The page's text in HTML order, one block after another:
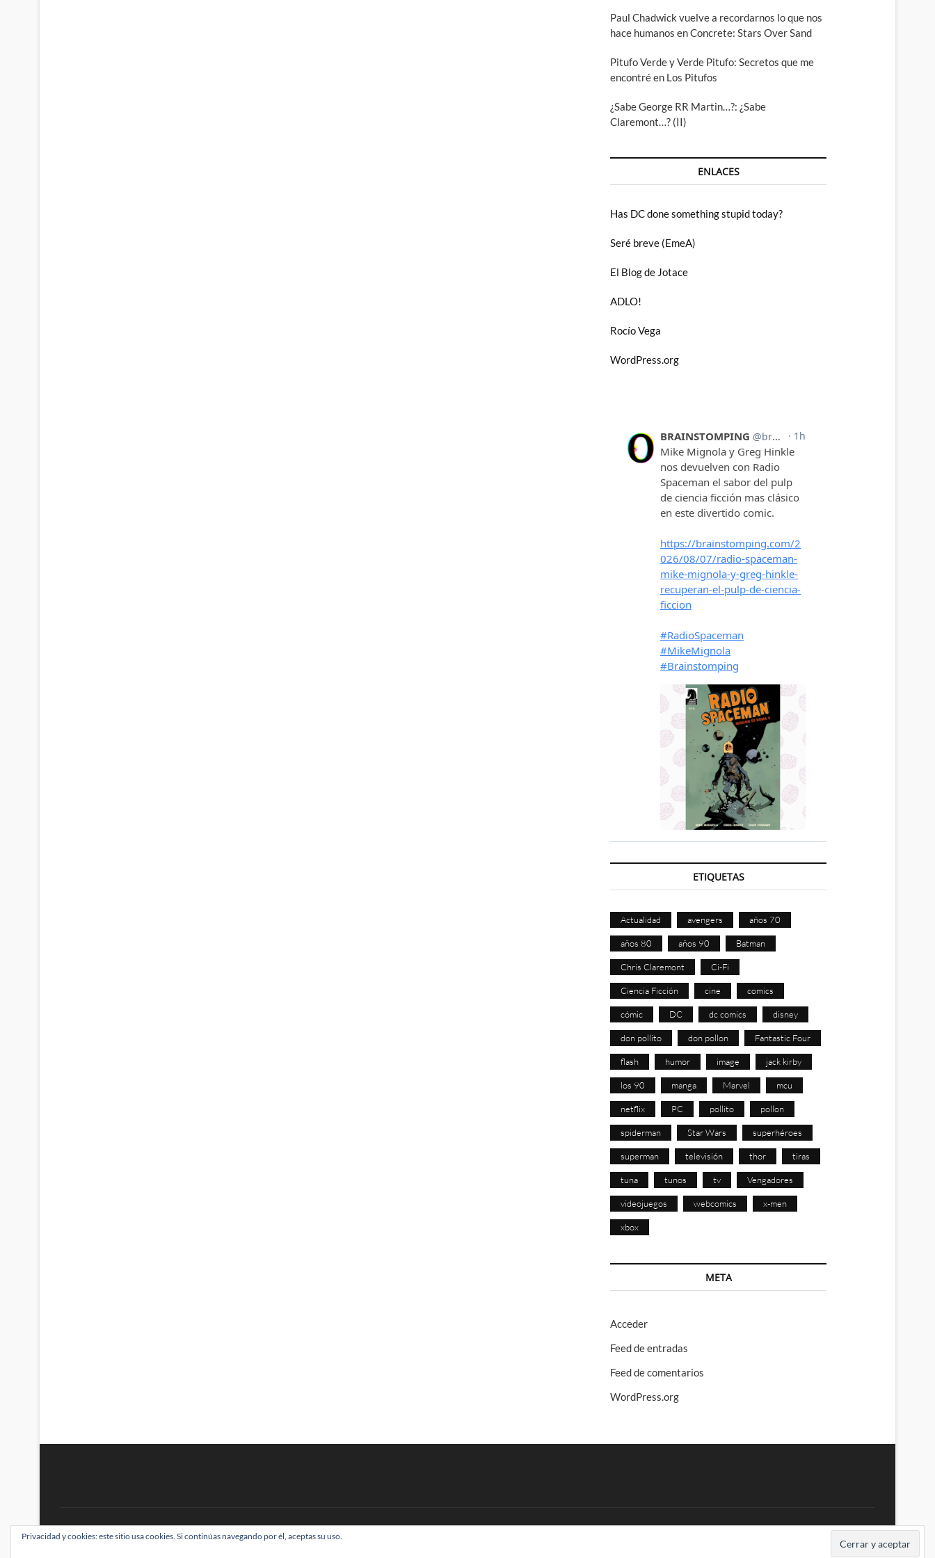
Paul Chadwick vuelve a recordarnos lo que nos
hace humanos en Concrete: Stars Over Sand
Pitufo Verde y Verde Pitufo: Secretos que me
encontré en Los Pitufos
¿Sabe George RR Martin…?: ¿Sabe
Claremont…? (II)
ENLACES
Has DC done something stupid today?
Seré breve (EmeA)
El Blog de Jotace
ADLO!
Rocío Vega
WordPress.org
ETIQUETAS
Actualidad avengers años 70
años 80 años 90 Batman
Chris Claremont Ci-Fi
Ciencia Ficción cine comics
cómic DC dc comics disney
don pollito don pollon Fantastic Four
flash humor image jack kirby
los 90 manga Marvel mcu
netflix PC pollito pollon
spiderman Star Wars superhéroes
superman televisión thor tiras
tuna tunos tv Vengadores
videojuegos webcomics x-men
xbox
META
Acceder
Feed de entradas
Feed de comentarios
WordPress.org
BRAINSTOMPING| Diseñado por:Theme Freesia|WordPress| © Todos los derechos reservados
Privacidad y cookies: este sitio usa cookies. Si continúas navegando por él, aceptas su uso.